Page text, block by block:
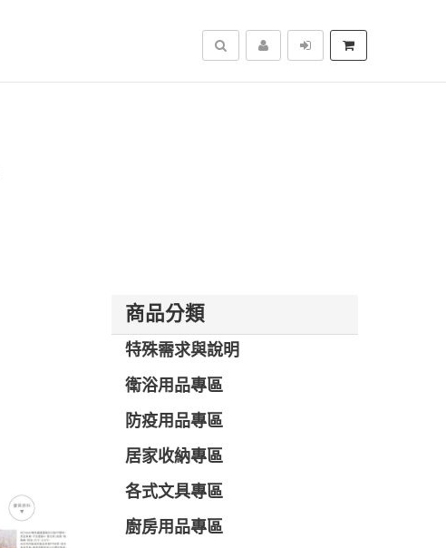
搜尋
商品分類
特殊需求與說明
衛浴用品專區
防疫用品專區
居家收納專區
各式文具專區
廚房用品專區